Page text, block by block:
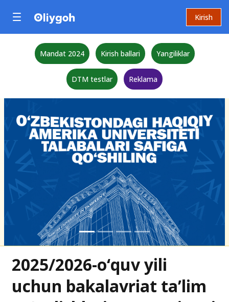
Kirish
Mandat 2024 Kirish ballari Yangiliklar
DTM testlar Reklama
2025/2026-o‘quv yili
uchun bakalavriat ta’lim